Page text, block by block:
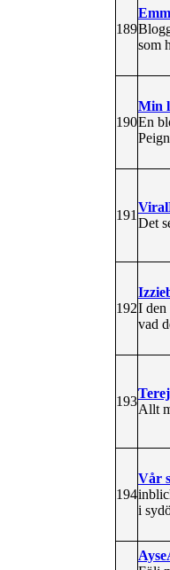
189
som
190
Min
En
191
Det
192I den
vad
193
Allt
194
Vår
i